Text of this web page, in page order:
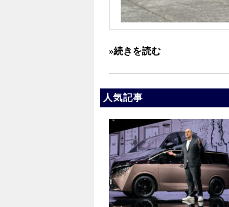
»続きを読む
人気記事